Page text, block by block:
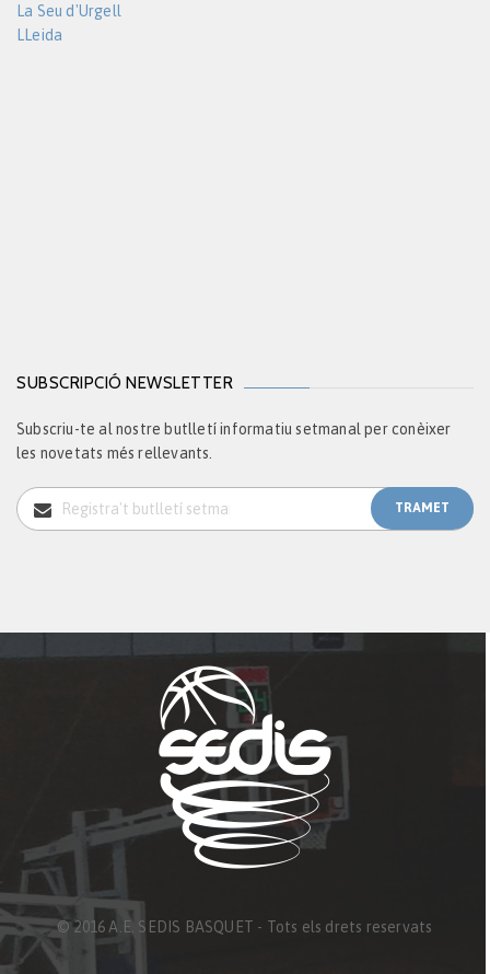
La Seu d'Urgell
LLeida
SUBSCRIPCIÓ NEWSLETTER
Subscriu-te al nostre butlletí informatiu setmanal per conèixer
les novetats més rellevants.
© 2016 A.E. SEDIS BASQUET - Tots els drets reservats